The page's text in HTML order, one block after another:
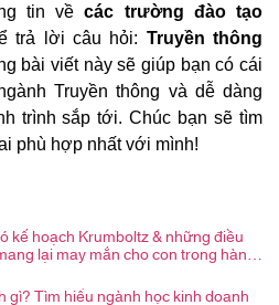
tin vềcác trường đào tạo
trả lời câu hỏi: Truyền thông
bài viết này sẽ giúp bạn có cái
Truyền thông và dễ dàng
trình sắp tới. Chúc bạn sẽ tìm
phù hợp nhất với mình!
kế hoạch Krumboltz & những điều
lại may mắn cho con trong hành
gì? Tìm hiểu ngành học kinh doanh